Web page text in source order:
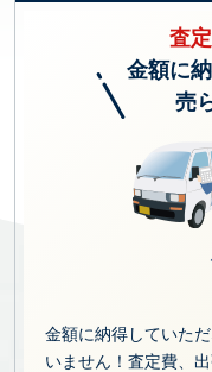
査
金額に
売
金額に納得していた
いません！査定費、